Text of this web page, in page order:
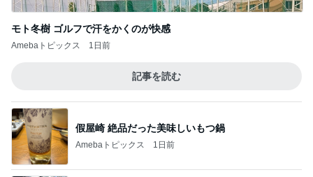
モト冬樹 ゴルフで汗をかくのが快感
Amebaトピックス 1日前
記事を読む
假屋崎 絶品だった美味しいもつ鍋
Amebaトピックス 1日前